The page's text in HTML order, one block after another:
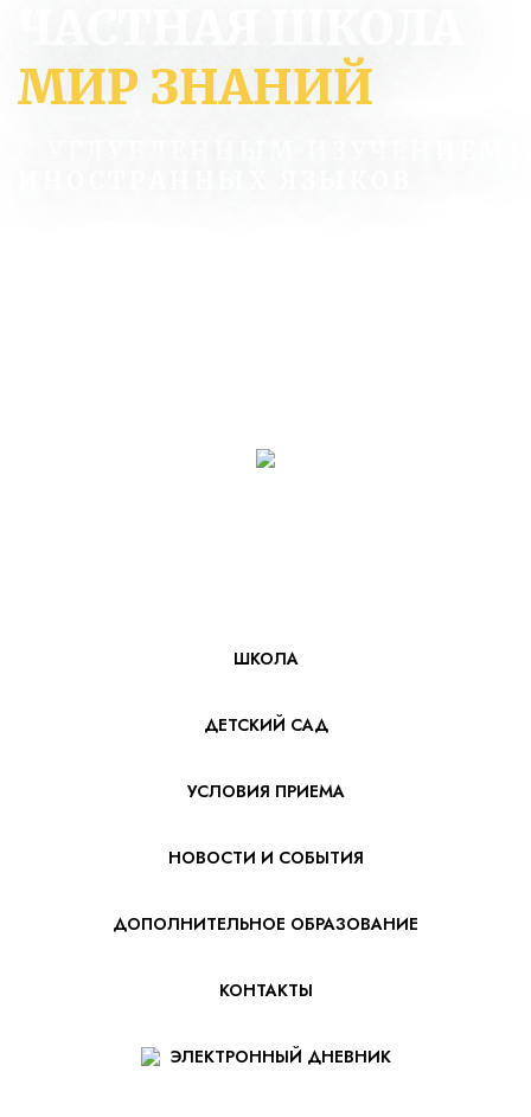
МИР ЗНАНИЙ
ШКОЛА
ДЕТСКИЙ САД
УСЛОВИЯ ПРИЕМА
НОВОСТИ И СОБЫТИЯ
ДОПОЛНИТЕЛЬНОЕ ОБРАЗОВАНИЕ
КОНТАКТЫ
ЭЛЕКТРОННЫЙ ДНЕВНИК